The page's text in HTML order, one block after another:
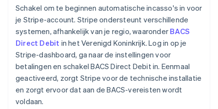
Schakel om te beginnen automatische incasso's in voor
je Stripe-account. Stripe ondersteunt verschillende
systemen, afhankelijk van je regio, waaronder BACS
Direct Debit in het Verenigd Koninkrijk. Log in op je
Stripe-dashboard, ga naar de instellingen voor
betalingen en schakel BACS Direct Debit in. Eenmaal
geactiveerd, zorgt Stripe voor de technische installatie
en zorgt ervoor dat aan de BACS-vereisten wordt
voldaan.